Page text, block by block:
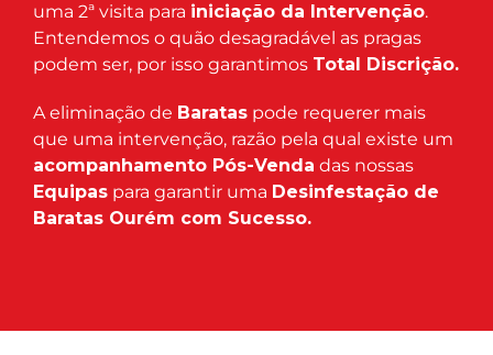
uma 2ª visita para iniciação da Intervenção.
Entendemos o quão desagradável as pragas
podem ser, por isso garantimos Total Discrição.
A eliminação de Baratas pode requerer mais
que uma intervenção, razão pela qual existe um
acompanhamento Pós-Venda das nossas
Equipas para garantir uma Desinfestação de
Baratas Ourém com Sucesso.